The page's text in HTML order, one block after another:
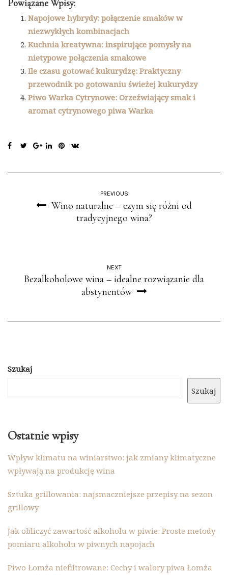
Powiązane Wpisy:
Napojowe hybrydy: połączenie smaków w
niezwykłych kombinacjach
Kuchnia kreatywna: inspirujące pomysły na
nietypowe połączenia smakowe
Ile czasu gotować kukurydzę: Praktyczny
przewodnik po gotowaniu świeżej kukurydzy
Piwo Warka Cytrynowe: Orzeźwiający smak i
aromat cytrynowego piwa Warka
PREVIOUS
Wino naturalne – czym się różni od
tradycyjnego wina?
NEXT
Bezalkoholowe wina – idealne rozwiązanie dla
abstynentów
Szukaj
Szukaj
Ostatnie wpisy
Wpływ klimatu na winiarstwo: jak zmiany klimatyczne
wpływają na produkcję wina
Sztuka grillowania: najsmaczniejsze przepisy na sezon
grillowy
Jak obliczyć zawartość alkoholu w piwie: Proste metody
pomiaru alkoholu w piwnych napojach
Piwo Łomża niefiltrowane: Cechy i walory piwa Łomża